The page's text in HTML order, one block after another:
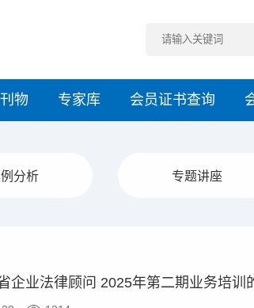
物 专家库 会员证书查询
分析 专题讲座
企业法律顾问 2025年第二期业务培训